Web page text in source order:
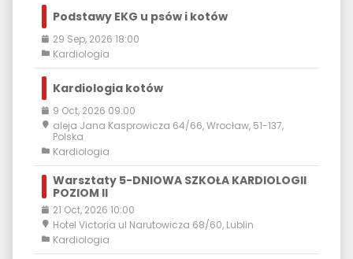
Podstawy EKG u psów i kotów
29 Sep, 2026 18:00
Kardiologia
Kardiologia kotów
9 Oct, 2026 09:00
aleja Jana Kasprowicza 64/66, Wrocław, 51-137,
Polska
Kardiologia
Warsztaty 5-DNIOWA SZKOŁA KARDIOLOGII
POZIOM II
21 Oct, 2026 10:00
Hotel Victoria ul Narutowicza 68/60, Lublin
Kardiologia